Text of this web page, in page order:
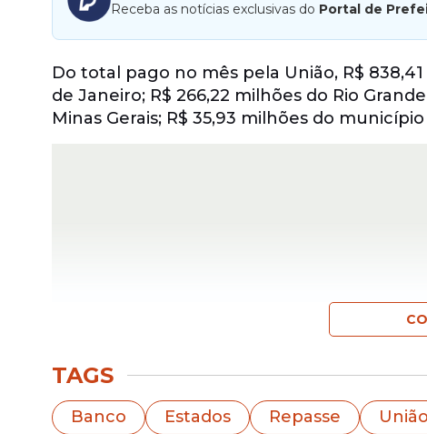
Receba as notícias exclusivas do Portal de
Do total pago no mês pela União, R$
de Janeiro; R$ 266,22 milhões do Rio
Minas Gerais; R$ 35,93 milhões do
Neste ano, já são R$ 9,64 bilhões de dívidas
TAGS
Banco Estados Repasse União